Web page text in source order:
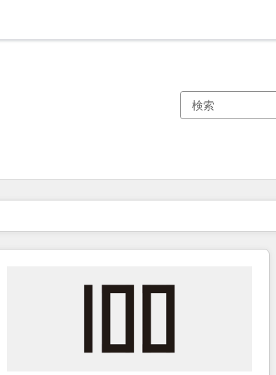
現在の場所ページ
ページページページページページページページページページページ